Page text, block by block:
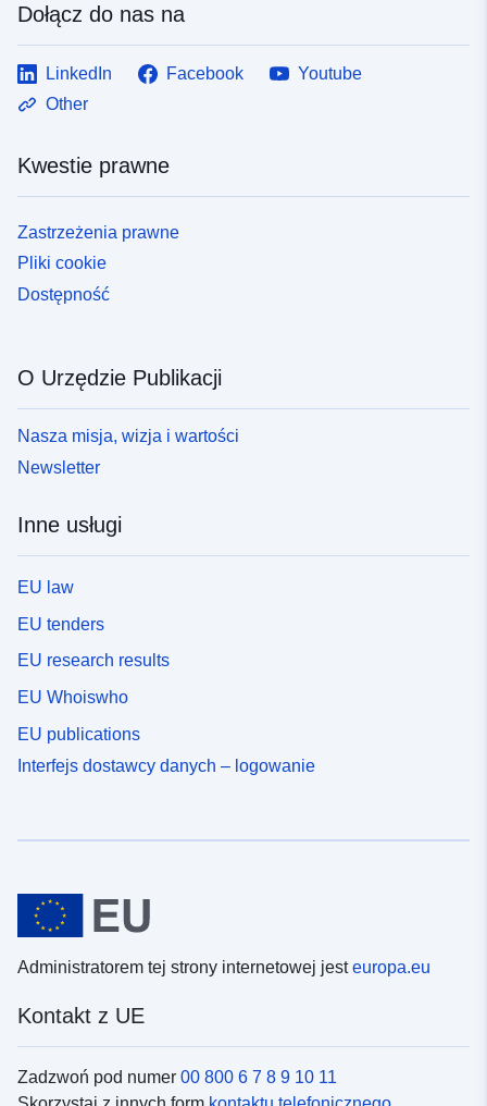
Dołącz do nas na
LinkedIn Facebook
Youtube
Other
Kwestie prawne
Zastrzeżenia prawne
Pliki cookie
Dostępność
O Urzędzie Publikacji
Nasza misja, wizja i wartości
Newsletter
Inne usługi
EU law
EU tenders
EU research results
EU Whoiswho
EU publications
Interfejs dostawcy danych – logowanie
Administratorem tej strony internetowej jesteuropa.eu
Kontakt z UE
Zadzwoń pod numer 00 800 6 7 8 9 10 11